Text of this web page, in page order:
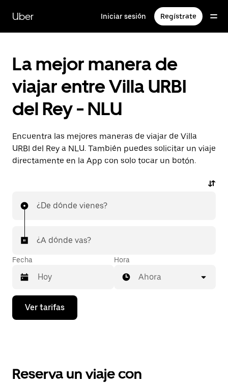
contenido
principal
Uber Iniciar sesión Regístrate
La mejor manera de
viajar entre Villa URBI
del Rey - NLU
Encuentra las mejores maneras de viajar de Villa
URBI del Rey a NLU. También puedes solicitar un viaje
directamente en la App con solo tocar un botón.
¿De dónde vienes?
¿A dónde vas?
Fecha
Presiona
flecha
el
Hora
Ahora
Ver tarifas
Reserva un viaje con